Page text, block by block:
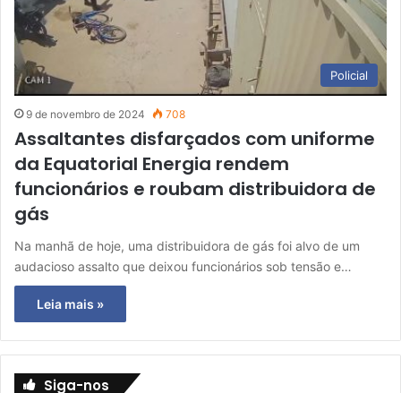
Policial
9 de novembro de 2024 708
Assaltantes disfarçados com uniforme
da Equatorial Energia rendem
funcionários e roubam distribuidora de
gás
Na manhã de hoje, uma distribuidora de gás foi alvo de um
audacioso assalto que deixou funcionários sob tensão e…
Leia mais »
Siga-nos